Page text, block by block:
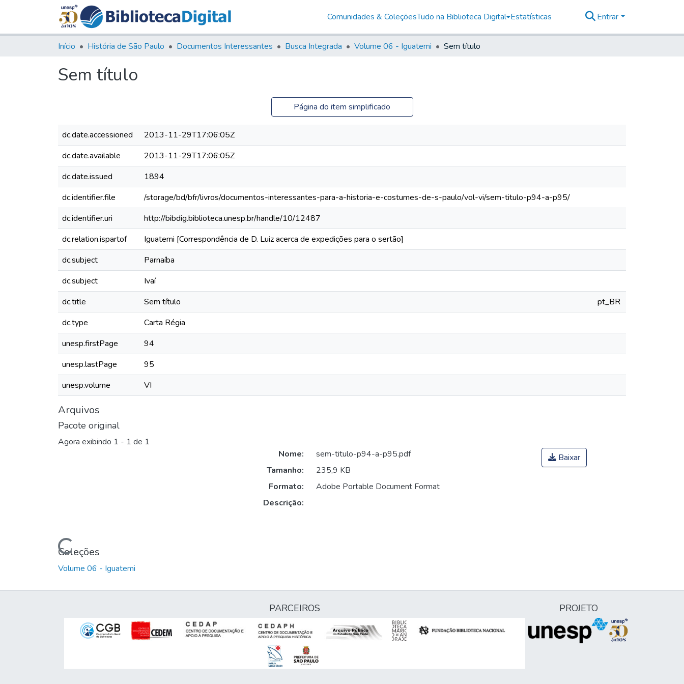
Comunidades & ColeçõesTudo na Biblioteca Digital Estatísticas Entrar
Início História de São Paulo Documentos Interessantes Busca Integrada Volume 06 - Iguatemi Sem título
Sem título
Página do item simplificado
dc.date.accessioned
2013-11-29T17:06:05Z
dc.date.available
2013-11-29T17:06:05Z
dc.date.issued
1894
dc.identifier.file
/storage/bd/bfr/livros/documentos-interessantes-para-a-historia-e-costumes-de-s-paulo/vol-vi/sem-titulo-p94-a-p95/
dc.identifier.uri
http://bibdig.biblioteca.unesp.br/handle/10/12487
dc.relation.ispartof
Iguatemi [Correspondência de D. Luiz acerca de expedições para o sertão]
dc.subject
Parnaíba
dc.subject
Ivaí
dc.title
Sem título
pt_BR
dc.type
Carta Régia
unesp.firstPage
94
unesp.lastPage
95
unesp.volume
VI
Arquivos
Pacote original
Agora exibindo 1 - 1 de 1
Carregando...
Nome:
sem-titulo-p94-a-p95.pdf
Tamanho:
235,9 KB
Formato:
Adobe Portable Document Format
Descrição:
Baixar
Coleções
Volume 06 - Iguatemi
PARCEIROS PROJETO